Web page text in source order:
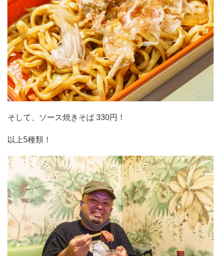
そして、ソース焼きそば 330円！
以上5種類！